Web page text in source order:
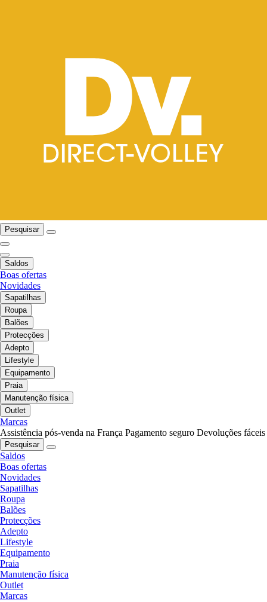
Pesquisar
Saldos
Boas ofertas
Novidades
Sapatilhas
Roupa
Balões
Protecções
Adepto
Lifestyle
Equipamento
Praia
Manutenção física
Outlet
Marcas
Assistência pós-venda na França Pagamento seguro Devoluções fáceis
Pesquisar
Saldos
Boas ofertas
Novidades
Sapatilhas
Roupa
Balões
Protecções
Adepto
Lifestyle
Equipamento
Praia
Manutenção física
Outlet
Marcas